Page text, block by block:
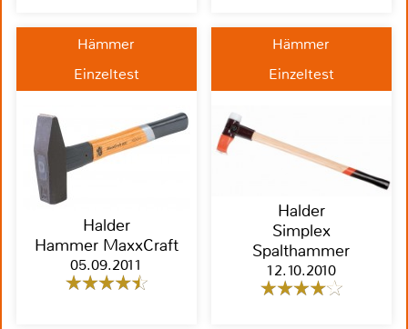
Hämmer
Einzeltest
Halder
Hammer MaxxCraft
05.09.2011
Hämmer
Einzeltest
Halder
Simplex
Spalthammer
12.10.2010